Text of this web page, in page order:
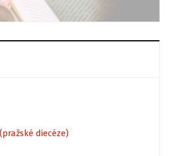
diecéze)